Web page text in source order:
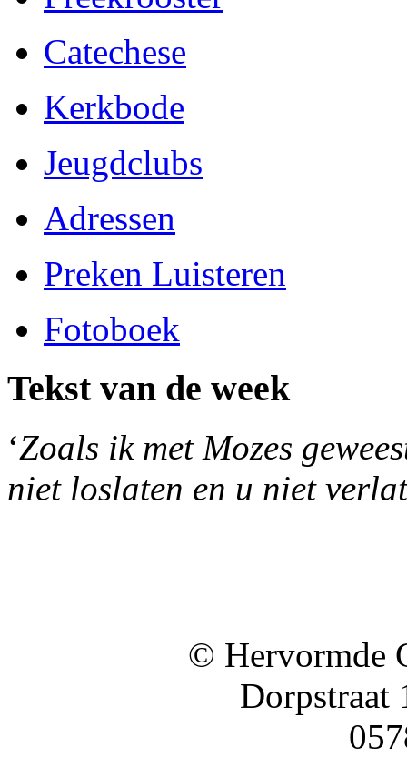
Catechese
Kerkbode
Jeugdclubs
Adressen
Preken Luisteren
Fotoboek
Tekst van de week
‘Zoals ik met Mozes
niet loslaten en u niet
© Hervormde
Dorpstraat